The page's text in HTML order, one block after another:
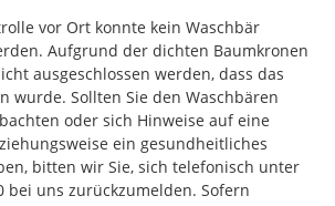
vor Ort konnte kein Waschbär
Aufgrund der dichten Baumkronen
ausgeschlossen werden, dass das
wurde. Sollten Sie den Waschbären
oder sich Hinweise auf eine
ein gesundheitliches
bitten wir Sie, sich telefonisch unter
bei uns zurückzumelden. Sofern